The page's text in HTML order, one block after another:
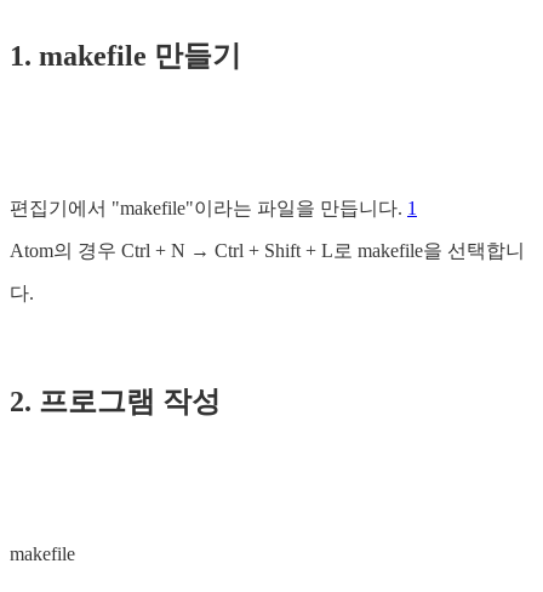
1. makefile 만들기
편집기에서 "makefile"이라는 파일을 만듭니다. 1
Atom의 경우 Ctrl + N → Ctrl + Shift + L로 makefile을 선택합니
다.
2. 프로그램 작성
makefile